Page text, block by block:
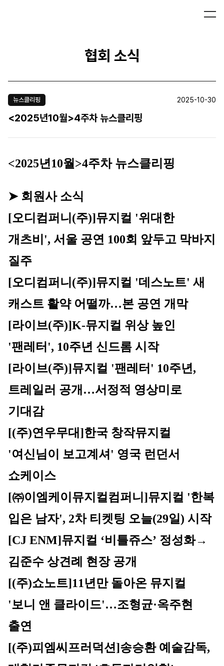
협회 소식
뉴스클리핑 2025-10-30
<2025년10월>4주차 뉴스클리핑
<2025년10월>4주차 뉴스클리핑
➤ 회원사 소식
[오디컴퍼니(주)]뮤지컬 '위대한
개츠비', 서울 공연 100회 앞두고 막바지
질주
[오디컴퍼니(주)]뮤지컬 '데스노트' 새
캐스트 활약 어떨까…본 공연 개막
[라이브(주)]K-뮤지컬 위상 높인
'팬레터', 10주년 신드롬 시작
[라이브(주)]뮤지컬 '팬레터' 10주년,
트레일러 공개…서정적 영상미로
기대감
[(주)연우무대]한국 창작뮤지컬
'여신님이 보고계셔' 영국 런던서
쇼케이스
[㈜이엠케이뮤지컬컴퍼니]뮤지컬 '한복
입은 남자', 2차 티켓팅 오늘(29일) 시작
[CJ ENM]뮤지컬 ‘비틀쥬스’ 정성화→
김준수 상견례 현장 공개
[(주)쇼노트]11년만 돌아온 뮤지컬
'보니 앤 클라이드'…조형균·옥주현
출연
[(주)피엠씨프러덕션]송승환 예술감독,